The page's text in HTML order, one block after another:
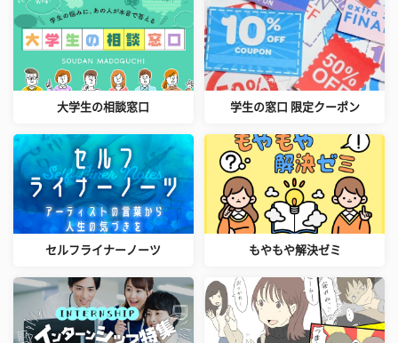
大学生の相談窓口 学生の窓口 限定クーポン
セルフライナーノーツ もやもや解決ゼミ